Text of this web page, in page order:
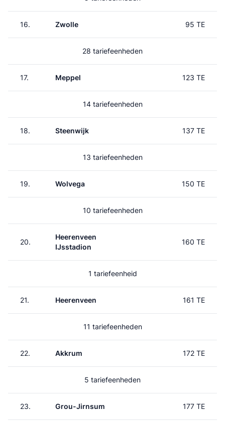
16. Zwolle 95 TE
28 tariefeenheden
17. Meppel 123 TE
14 tariefeenheden
18. Steenwijk 137 TE
13 tariefeenheden
19. Wolvega 150 TE
10 tariefeenheden
20.
Heerenveen
IJsstadion
160 TE
1 tariefeenheid
21. Heerenveen 161 TE
11 tariefeenheden
22. Akkrum 172 TE
5 tariefeenheden
23. Grou-Jirnsum 177 TE